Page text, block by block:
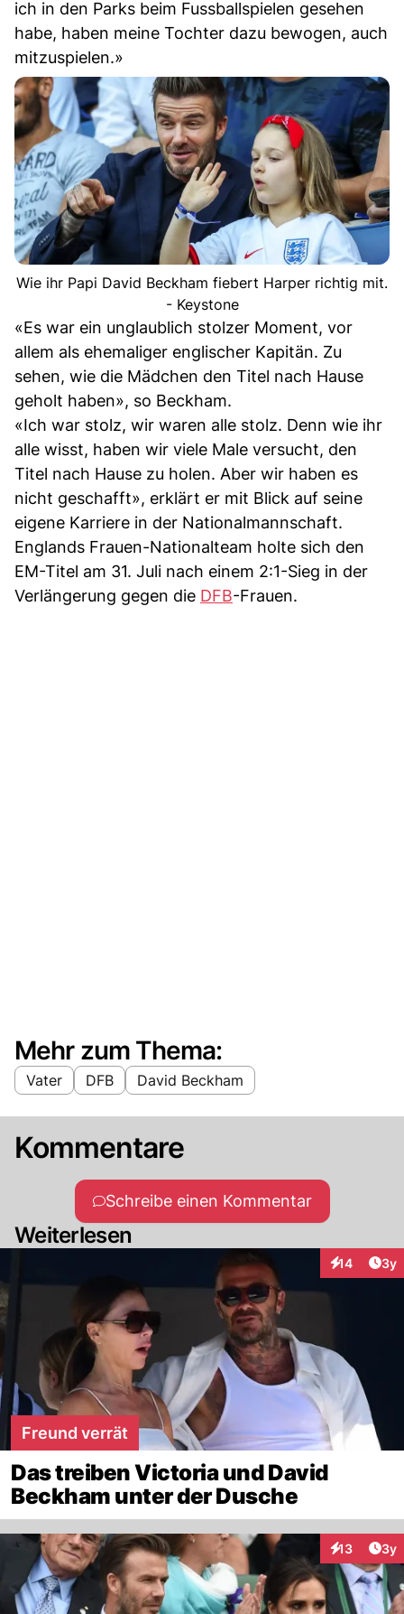
ich in den Parks beim Fussballspielen gesehen
habe, haben meine Tochter dazu bewogen, auch
mitzuspielen.»
Wie ihr Papi David Beckham fiebert Harper richtig mit.
- Keystone
«Es war ein unglaublich stolzer Moment, vor
allem als ehemaliger englischer Kapitän. Zu
sehen, wie die Mädchen den Titel nach Hause
geholt haben», so Beckham.
«Ich war stolz, wir waren alle stolz. Denn wie ihr
alle wisst, haben wir viele Male versucht, den
Titel nach Hause zu holen. Aber wir haben es
nicht geschafft», erklärt er mit Blick auf seine
eigene Karriere in der Nationalmannschaft.
Englands Frauen-Nationalteam holte sich den
EM-Titel am 31. Juli nach einem 2:1-Sieg in der
Verlängerung gegen die DFB-Frauen.
Mehr zum Thema:
Vater DFB David Beckham
Kommentare
Schreibe einen Kommentar
Weiterlesen
14 3y
Freund verrät
Das treiben Victoria und David
Beckham unter der Dusche
13 3y